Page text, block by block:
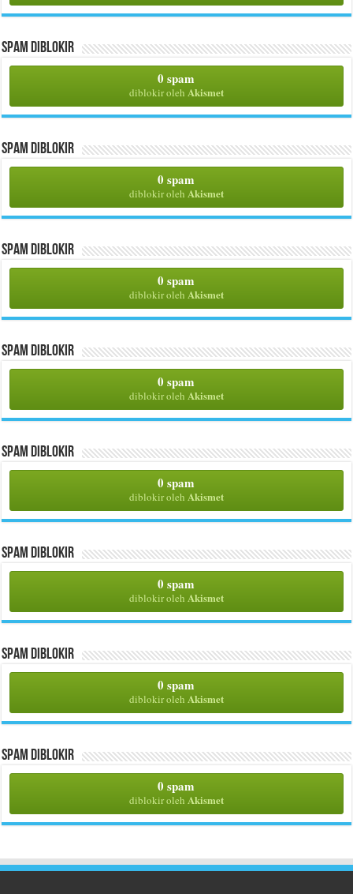
Spam Diblokir
0 spam
diblokir oleh Akismet
Spam Diblokir
0 spam
diblokir oleh Akismet
Spam Diblokir
0 spam
diblokir oleh Akismet
Spam Diblokir
0 spam
diblokir oleh Akismet
Spam Diblokir
0 spam
diblokir oleh Akismet
Spam Diblokir
0 spam
diblokir oleh Akismet
Spam Diblokir
0 spam
diblokir oleh Akismet
Spam Diblokir
0 spam
diblokir oleh Akismet